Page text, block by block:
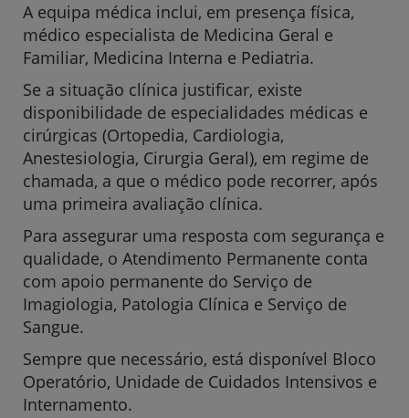
A equipa médica inclui, em presença física,
médico especialista de Medicina Geral e
Familiar, Medicina Interna e Pediatria.
Se a situação clínica justificar, existe
disponibilidade de especialidades médicas e
cirúrgicas (Ortopedia, Cardiologia,
Anestesiologia, Cirurgia Geral), em regime de
chamada, a que o médico pode recorrer, após
uma primeira avaliação clínica.
Para assegurar uma resposta com segurança e
qualidade, o Atendimento Permanente conta
com apoio permanente do Serviço de
Imagiologia, Patologia Clínica e Serviço de
Sangue.
Sempre que necessário, está disponível Bloco
Operatório, Unidade de Cuidados Intensivos e
Internamento.